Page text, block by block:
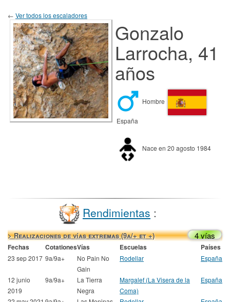
← Ver todos los escaladores
Gonzalo
Larrocha, 41
años
Hombre
España
Nace en 20 agosto 1984
Rendimientas :
> Realizaciones de vías extremas (9a/+ et +) 4 vías
Fechas CotationesVías Escuelas Países
23 sep 2017 9a/9a+
No Pain No
Gain
Rodellar España
12 junio
2019
9a/9a+
La Tierra
Negra
Margalef (La Visera de la
Coma)
España